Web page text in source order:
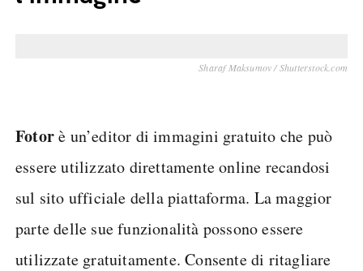
Sharaf Maksumov / Shutterstock.com
Fotorè un’editor di immagini gratuito che può
essere utilizzato direttamente online recandosi
sul sito ufficiale della piattaforma. La maggior
parte delle sue funzionalità possono essere
utilizzate gratuitamente. Consente di ritagliare